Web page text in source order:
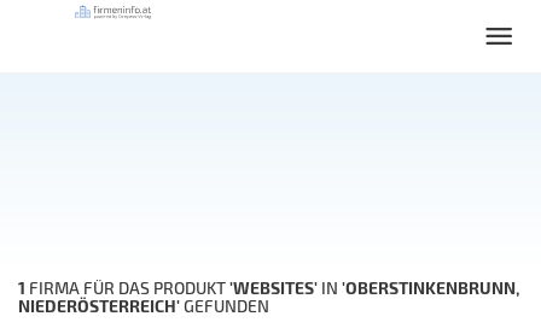
1 FIRMA FÜR DAS PRODUKT'WEBSITES' IN 'OBERSTINKENBRUNN,
NIEDERÖSTERREICH'GEFUNDEN